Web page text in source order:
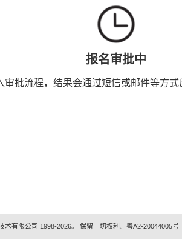
报名审批中
审批流程，结果会通过短信或邮件等方式
术有限公司 1998-2026。 保留一切权利。粤A2-20044005号